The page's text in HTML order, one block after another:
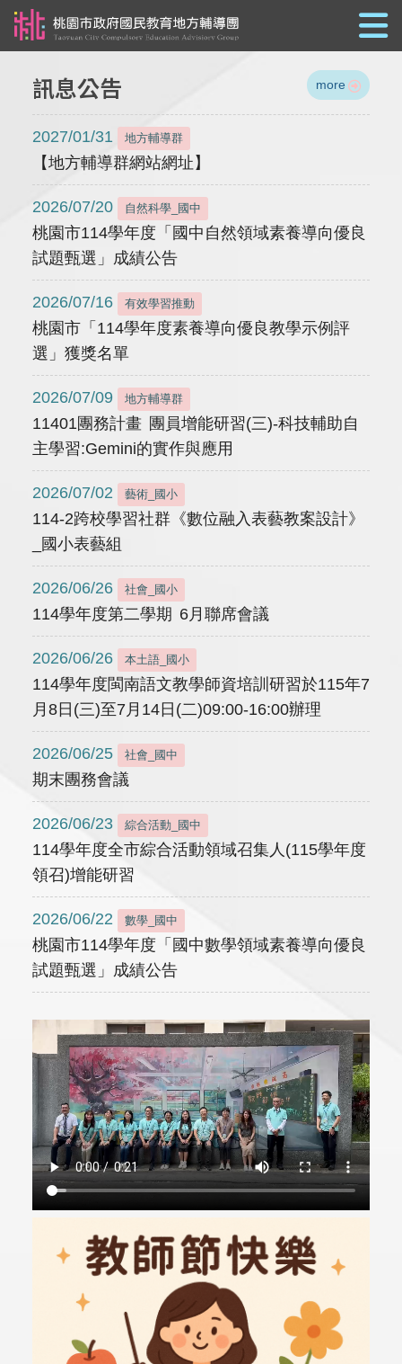
訊息公告 more
2027/01/31 地方輔導群
【地方輔導群網站網址】
2026/07/20 自然科學_國中
桃園市114學年度「國中自然領域素養導向優良
試題甄選」成績公告
2026/07/16 有效學習推動
桃園市「114學年度素養導向優良教學示例評
選」獲獎名單
2026/07/09 地方輔導群
11401團務計畫 團員增能研習(三)-科技輔助自
主學習:Gemini的實作與應用
2026/07/02 藝術_國小
114-2跨校學習社群《數位融入表藝教案設計》
_國小表藝組
2026/06/26 社會_國小
114學年度第二學期 6月聯席會議
2026/06/26 本土語_國小
114學年度閩南語文教學師資培訓研習於115年7
月8日(三)至7月14日(二)09:00-16:00辦理
2026/06/25 社會_國中
期末團務會議
2026/06/23 綜合活動_國中
114學年度全市綜合活動領域召集人(115學年度
領召)增能研習
2026/06/22 數學_國中
桃園市114學年度「國中數學領域素養導向優良
試題甄選」成績公告